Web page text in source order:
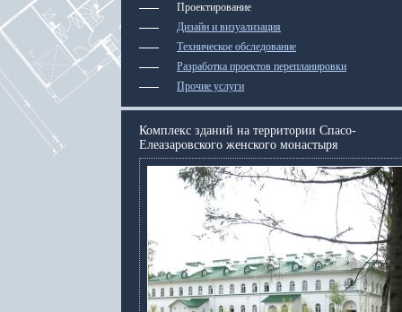
Проектирование
Дизайн и визуализация
Техническое обследование
Разработка проектов перепланировки
Прочие услуги
Комплекс зданий на территории Спасо-
Елеазаровского женского монастыря